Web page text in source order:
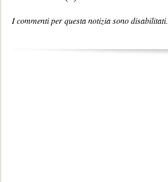
I commenti per questa notizia sono disabilitati.